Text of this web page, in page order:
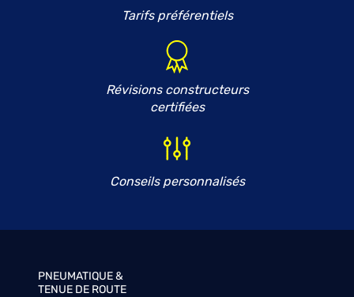
Tarifs préférentiels
Révisions constructeurs
certifiées
Conseils personnalisés
PNEUMATIQUE &
TENUE DE ROUTE